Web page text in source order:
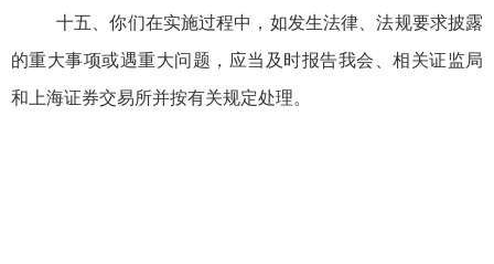
十五、你们在实施过程中，如发生法律、法规要求披露
的重大事项或遇重大问题，应当及时报告我会、相关证监局
和上海证券交易所并按有关规定处理。